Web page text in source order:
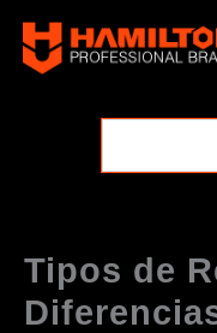
contenido
Tipos de